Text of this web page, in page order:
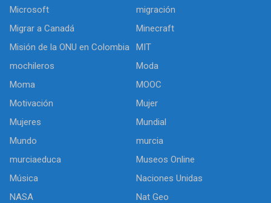
Microsoft
migración
Migrar a Canadá
Minecraft
Misión de la ONU en Colombia
MIT
mochileros
Moda
Moma
MOOC
Motivación
Mujer
Mujeres
Mundial
Mundo
murcia
murciaeduca
Museos Online
Música
Naciones Unidas
NASA
Nat Geo